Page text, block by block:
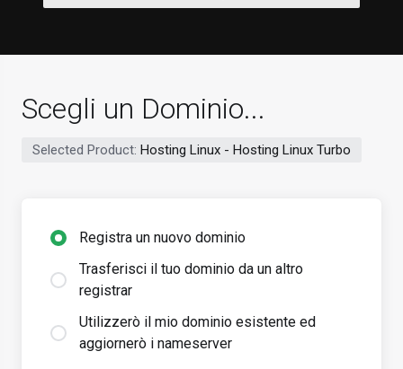
Scegli un Dominio...
Selected Product: Hosting Linux - Hosting Linux Turbo
Registra un nuovo dominio
Trasferisci il tuo dominio da un altro
registrar
Utilizzerò il mio dominio esistente ed
aggiornerò i nameserver